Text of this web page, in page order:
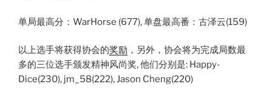
单局最高分：WarHorse (677), 单盘最高番：古泽云(159)
以上选手将获得协会的奖励 ，另外，协会将为完成局数最
多的三位选手颁发精神风尚奖, 他们分别是: Happy-
Dice(230), jm_58(222), Jason Cheng(220)